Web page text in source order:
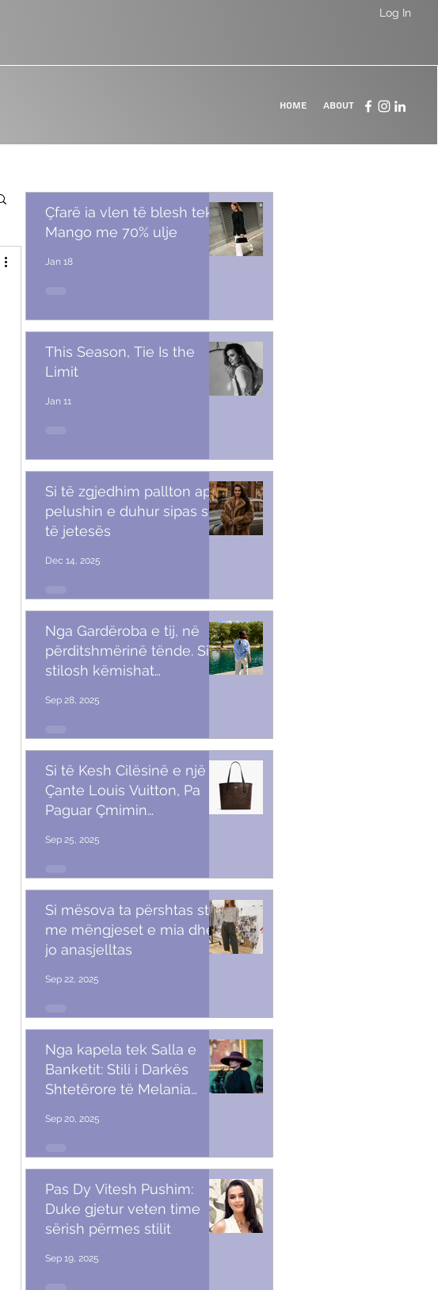
Log In
Home About
Çfarë ia vlen të blesh tek
Mango me 70% ulje
Jan 18
This Season, Tie Is the
Limit
Jan 11
Si të zgjedhim pallton apo
pelushin e duhur sipas stilit
të jetesës
Dec 14, 2025
Nga Gardëroba e tij, në
përditshmërinë tënde. Si t’i
stilosh këmishat
Sep 28, 2025
Si të Kesh Cilësinë e një
Çante Louis Vuitton, Pa
Paguar Çmimin
Sep 25, 2025
Si mësova ta përshtas stilin
me mëngjeset e mia dhe
jo anasjelltas
Sep 22, 2025
Nga kapela tek Salla e
Banketit: Stili i Darkës
Shtetërore të Melania
Sep 20, 2025
Pas Dy Vitesh Pushim:
Duke gjetur veten time
sërish përmes stilit
Sep 19, 2025